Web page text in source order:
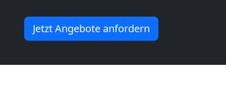
Jetzt Angebote anfordern
LKW
Leonding